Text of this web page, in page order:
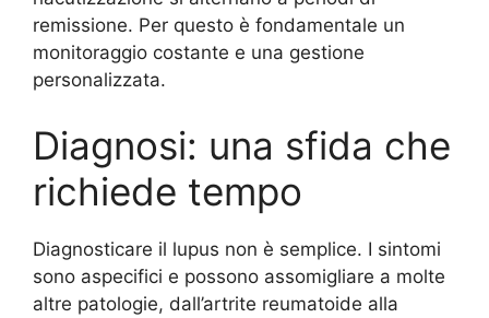
remissione. Per questo è fondamentale un
monitoraggio costante e una gestione
personalizzata.
Diagnosi: una sfida che
richiede tempo
Diagnosticare il lupus non è semplice. I sintomi
sono aspecifici e possono assomigliare a molte
altre patologie, dall’artrite reumatoide alla